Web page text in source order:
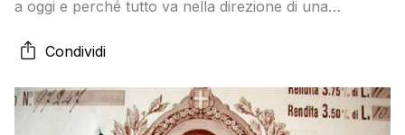
a oggi e perché tutto va nella direzione di una
Condividi